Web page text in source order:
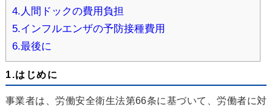
4.人間ドックの費用負担
5.インフルエンザの予防接種費用
6.最後に
1.はじめに
事業者は、労働安全衛生法第66条に基づいて、労働者に対